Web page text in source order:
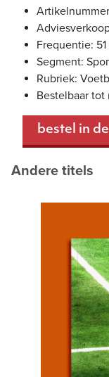
Frequentie:
Segment:
Rubriek:
Bestelbaar tot
bestel in
Andere titels